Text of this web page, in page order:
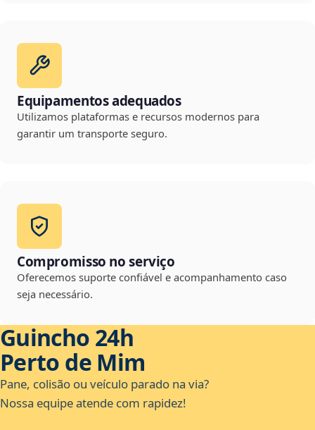
Equipamentos adequados
Utilizamos plataformas e recursos modernos para
garantir um transporte seguro.
Compromisso no serviço
Oferecemos suporte confiável e acompanhamento caso
seja necessário.
Guincho 24h
Perto de Mim
Pane, colisão ou veículo parado na via?
Nossa equipe atende com rapidez!